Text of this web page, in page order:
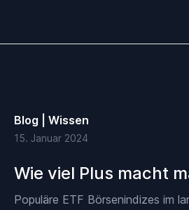
Blog | Wissen
15. Januar 2024
Wie viel Plus macht
Populäre ETF Börsenindizes im